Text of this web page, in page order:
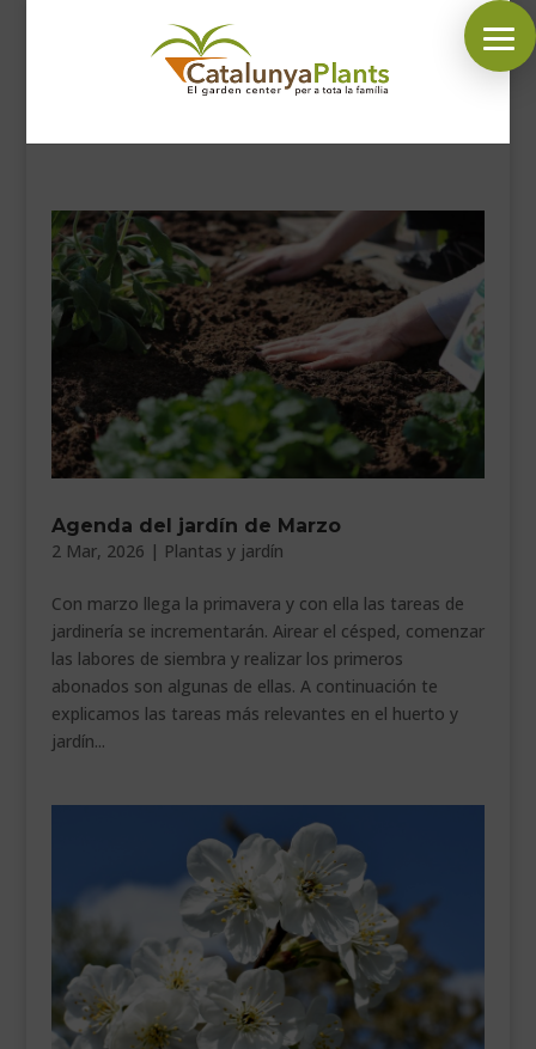
SÍGUENOS EN:
INICIO
PLANTAS
COMPLEMENTOS JARDÍN
DECORACIÓN
HORARIO GARDEN
CONTACTAR
BLOG
___________________________
VEURE EN CATALÀ
Agenda del jardín de Marzo
2 Mar, 2026 | Plantas y jardín
Con marzo llega la primavera y con ella las tareas de
jardinería se incrementarán. Airear el césped, comenzar
las labores de siembra y realizar los primeros
abonados son algunas de ellas. A continuación te
explicamos las tareas más relevantes en el huerto y
jardín...